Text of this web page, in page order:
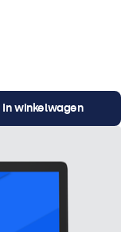
In winkelwagen